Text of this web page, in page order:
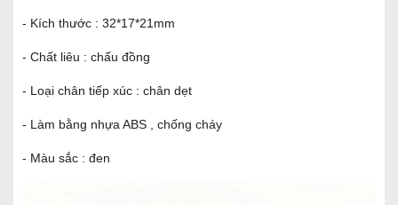
- Kích thước : 32*17*21mm
- Chất liêu : chấu đồng
- Loại chân tiếp xúc : chân dẹt
- Làm bằng nhựa ABS , chống cháy
- Màu sắc : đen